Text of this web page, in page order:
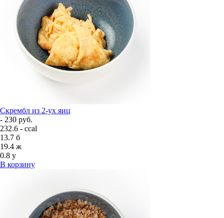
Скрембл из 2-ух яиц
- 230 руб.
232.6 - ccal
13.7 б
19.4 ж
0.8 у
В корзину